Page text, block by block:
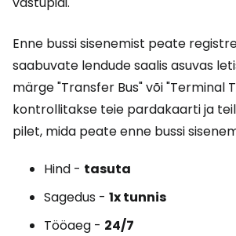
Enne bussi sisenemist peate
saabuvate lendude saalis asuvas
märge "Transfer Bus" või "Terminal
kontrollitakse teie pardakaarti ja
pilet, mida peate enne bussi
Hind - tasuta
Sagedus - 1x tunnis
Tööaeg - 24/7